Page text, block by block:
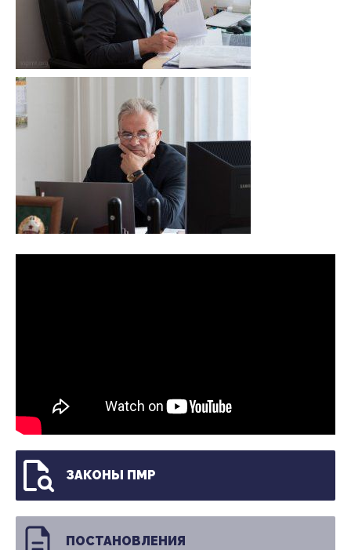
ЗАКОНЫ ПМР
ПОСТАНОВЛЕНИЯ